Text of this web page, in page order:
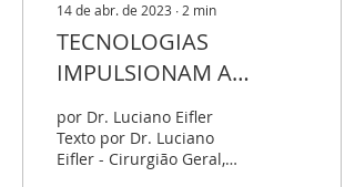
14 de abr. de 2023 ∙ 2 min
TECNOLOGIAS
IMPULSIONAM A
CIRURGIA E SEU
ENSINO
por Dr. Luciano Eifler
Texto por Dr. Luciano
Eifler - Cirurgião Geral,